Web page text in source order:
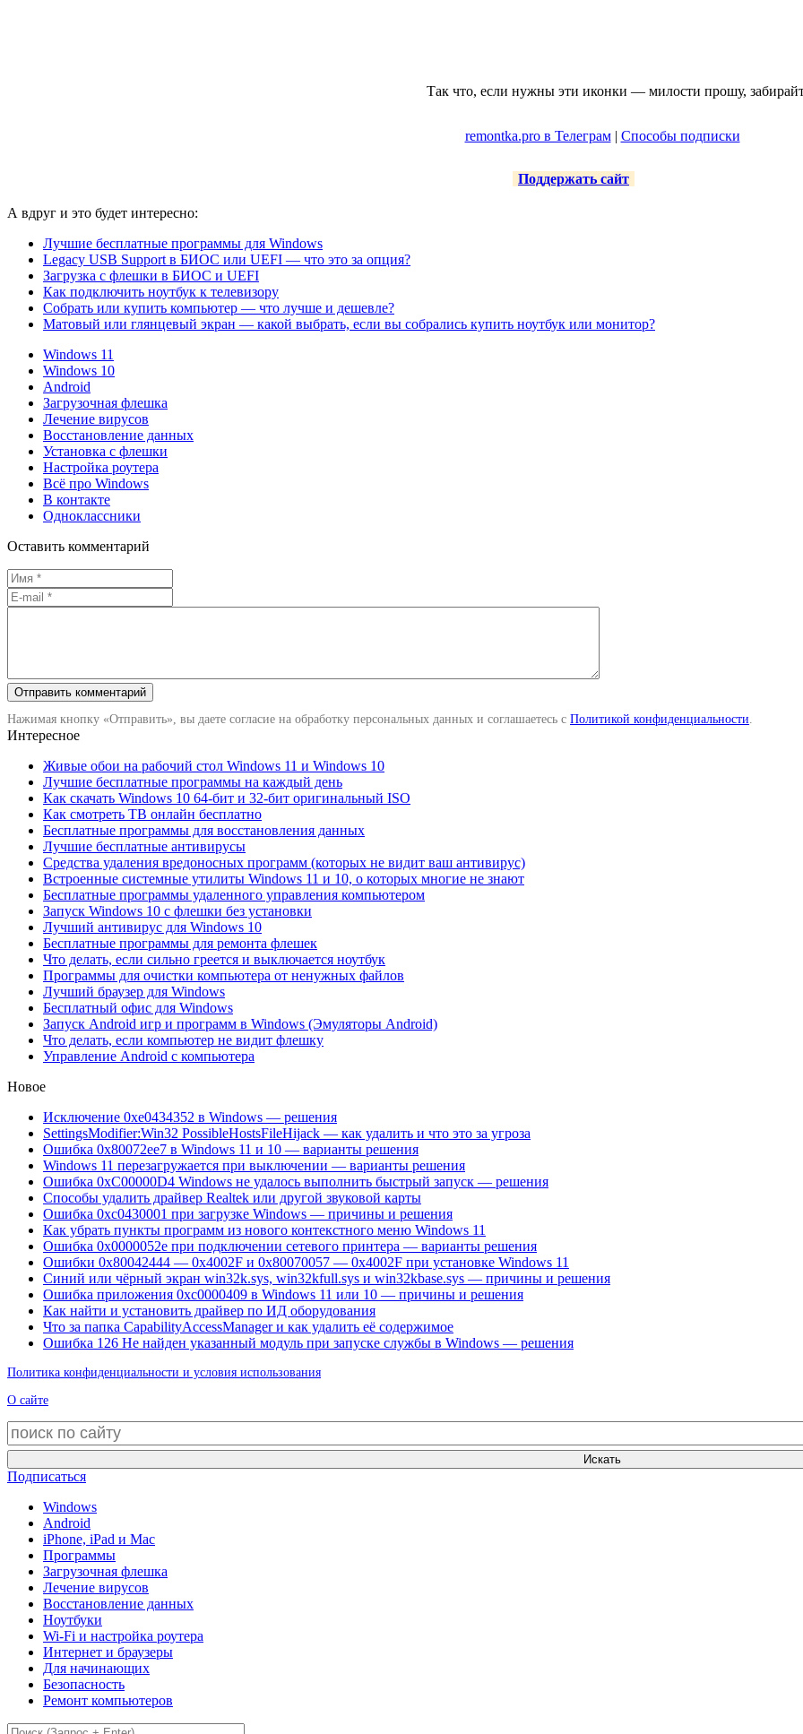
Так что, если нужны эти иконки — милости прошу,
remontka.pro в Телеграм| Способы подписки
Поддержать сайт
А вдруг и это будет интересно:
Лучшие бесплатные программы для Windows
Legacy USB Support в БИОС или UEFI — что это за опция?
Загрузка с флешки в БИОС и UEFI
Как подключить ноутбук к телевизору
Собрать или купить компьютер — что лучше и дешевле?
Матовый или глянцевый экран — какой выбрать, если вы собрались купить ноутбук или монитор?
Windows 11
Windows 10
Android
Загрузочная флешка
Лечение вирусов
Восстановление данных
Установка с флешки
Настройка роутера
Всё про Windows
В контакте
Одноклассники
Оставить комментарий
Нажимая кнопку «Отправить», вы даете согласие на обработку персональных данных и соглашаетесь с Политикой конфиденциальности
Интересное
Живые обои на рабочий стол Windows 11 и Windows 10
Лучшие бесплатные программы на каждый день
Как скачать Windows 10 64-бит и 32-бит оригинальный ISO
Как смотреть ТВ онлайн бесплатно
Бесплатные программы для восстановления данных
Лучшие бесплатные антивирусы
Средства удаления вредоносных программ (которых не видит ваш антивирус)
Встроенные системные утилиты Windows 11 и 10, о которых многие не знают
Бесплатные программы удаленного управления компьютером
Запуск Windows 10 с флешки без установки
Лучший антивирус для Windows 10
Бесплатные программы для ремонта флешек
Что делать, если сильно греется и выключается ноутбук
Программы для очистки компьютера от ненужных файлов
Лучший браузер для Windows
Бесплатный офис для Windows
Запуск Android игр и программ в Windows (Эмуляторы Android)
Что делать, если компьютер не видит флешку
Управление Android с компьютера
Новое
Исключение 0xe0434352 в Windows — решения
SettingsModifier:Win32 PossibleHostsFileHijack — как удалить и что это за угроза
Ошибка 0x80072ee7 в Windows 11 и 10 — варианты решения
Windows 11 перезагружается при выключении — варианты решения
Ошибка 0xC00000D4 Windows не удалось выполнить быстрый запуск — решения
Способы удалить драйвер Realtek или другой звуковой карты
Ошибка 0xc0430001 при загрузке Windows — причины и решения
Как убрать пункты программ из нового контекстного меню Windows 11
Ошибка 0x0000052e при подключении сетевого принтера — варианты решения
Ошибки 0x80042444 — 0x4002F и 0x80070057 — 0x4002F при установке Windows 11
Синий или чёрный экран win32k.sys, win32kfull.sys и win32kbase.sys — причины и решения
Ошибка приложения 0xc0000409 в Windows 11 или 10 — причины и решения
Как найти и установить драйвер по ИД оборудования
Что за папка CapabilityAccessManager и как удалить её содержимое
Ошибка 126 Не найден указанный модуль при запуске службы в Windows — решения
Политика конфиденциальности и условия использования
О сайте
Искать
Подписаться
Windows
Android
iPhone, iPad и Mac
Программы
Загрузочная флешка
Лечение вирусов
Восстановление данных
Ноутбуки
Wi-Fi и настройка роутера
Интернет и браузеры
Для начинающих
Безопасность
Ремонт компьютеров